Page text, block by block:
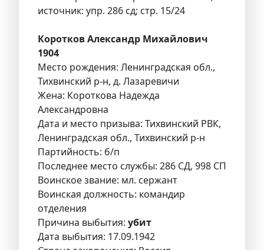
источник: упр. 286 сд; стр. 15/24
Коротков Александр Михайлович
1904
Место рождения: Ленинградская обл.,
Тихвинский р-н, д. Лазаревичи
Жена: Короткова Надежда
Александровна
Дата и место призыва: Тихвинский РВК,
Ленинградская обл., Тихвинский р-н
Партийность: б/п
Последнее место службы: 286 СД, 998 СП
Воинское звание: мл. сержант
Воинская должность: командир
отделения
Причина выбытия: убит
Дата выбытия: 17.09.1942